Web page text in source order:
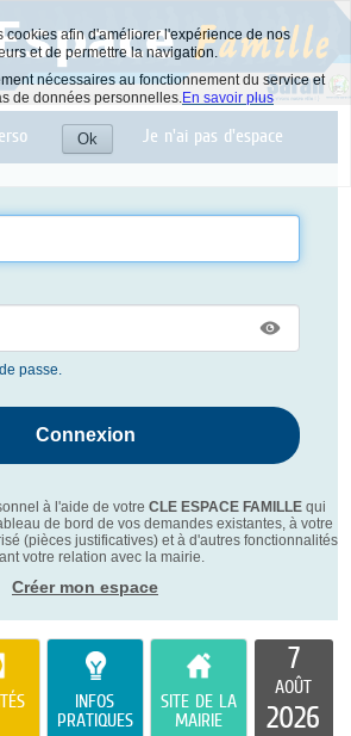
cookies afin d'améliorer l'expérience de nos
et de permettre la navigation.
nécessaires au fonctionnement du service et
de données personnelles.En savoir plus
Ok
Accepter
cookies
Je n'ai pas d'espace
passe.
à l'aide de votre CLE ESPACE FAMILLE qui
de bord de vos demandes existantes, à votre
(pièces justificatives) et à d'autres fonctionnalités
votre relation avec la mairie.
Créer mon espace
INFOS
PRATIQUES
SITE DE LA
MAIRIE
7
AOÛT
2026